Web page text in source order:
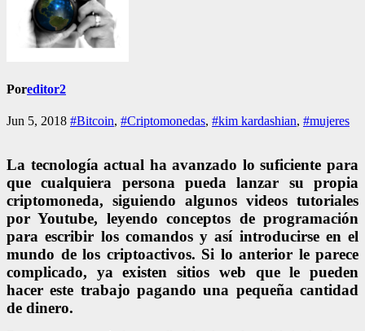
Poreditor2
Jun 5, 2018 #Bitcoin, #Criptomonedas, #kim kardashian, #mujeres
La tecnología actual ha avanzado lo suficiente para
que cualquiera persona pueda lanzar su propia
criptomoneda, siguiendo algunos videos tutoriales
por Youtube, leyendo conceptos de programación
para escribir los comandos y así introducirse en el
mundo de los criptoactivos. Si lo anterior le parece
complicado, ya existen sitios web que le pueden
hacer este trabajo pagando una pequeña cantidad
de dinero.